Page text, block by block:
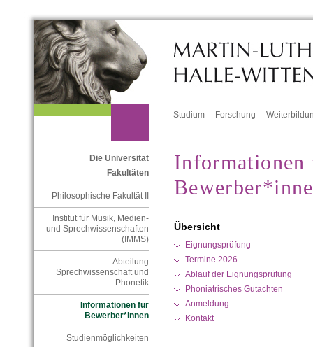
Studium Forschung
Die Universität
Fakultäten
Philosophische Fakultät II
Institut für Musik, Medien-
und Sprechwissenschaften
(IMMS)
Abteilung
Sprechwissenschaft und
Phonetik
Informationen für
Bewerber*innen
Studienmöglichkeiten
Informationen
Übersicht
Eignungsprüfung
Termine 2026
Ablauf der Eignungsprüfung
Phoniatrisches Gutachten
Anmeldung
Kontakt